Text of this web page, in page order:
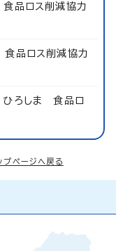
品ロス削減協力
食品ロス削減協力
ひろしま 食品ロ
プページへ戻る